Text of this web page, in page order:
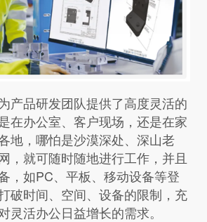
产品研发团队提供了高度灵活的
在办公室、客户现场，还是在家
地，哪怕是沙漠深处、深山老
，就可随时随地进行工作，并且
，如PC、平板、移动设备等登
破时间、空间、设备的限制，充
灵活办公日益增长的需求。